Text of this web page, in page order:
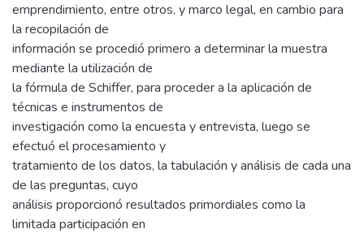
emprendimiento, entre otros, y marco legal, en cambio para
la recopilación de
información se procedió primero a determinar la muestra
mediante la utilización de
la fórmula de Schiffer, para proceder a la aplicación de
técnicas e instrumentos de
investigación como la encuesta y entrevista, luego se
efectuó el procesamiento y
tratamiento de los datos, la tabulación y análisis de cada una
de las preguntas, cuyo
análisis proporcionó resultados primordiales como la
limitada participación en